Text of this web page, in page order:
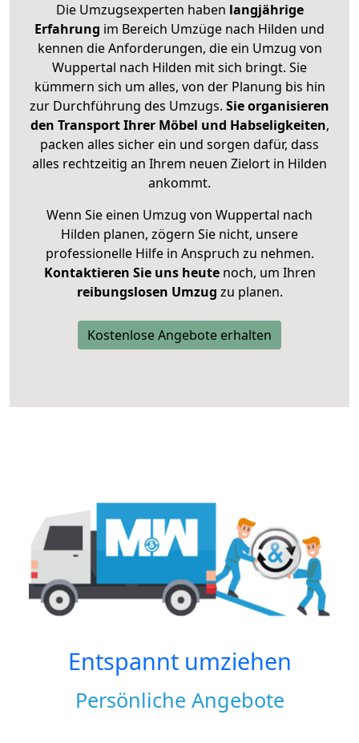
Die Umzugsexperten haben langjährige
Erfahrung im Bereich Umzüge nach Hilden und
kennen die Anforderungen, die ein Umzug von
Wuppertal nach Hilden mit sich bringt. Sie
kümmern sich um alles, von der Planung bis hin
zur Durchführung des Umzugs. Sie organisieren
den Transport Ihrer Möbel und Habseligkeiten,
packen alles sicher ein und sorgen dafür, dass
alles rechtzeitig an Ihrem neuen Zielort in Hilden
ankommt.
Wenn Sie einen Umzug von Wuppertal nach
Hilden planen, zögern Sie nicht, unsere
professionelle Hilfe in Anspruch zu nehmen.
Kontaktieren Sie uns heutenoch, um Ihren
reibungslosen Umzug zu planen.
Kostenlose Angebote erhalten
Entspannt umziehen
Persönliche Angebote